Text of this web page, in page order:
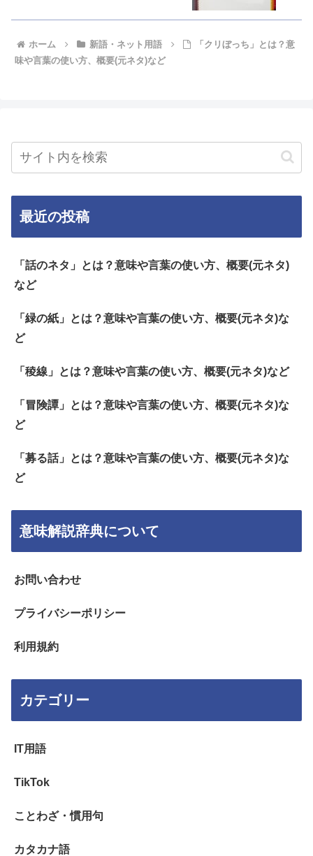
ホーム 新語・ネット用語
「クリぼっち」とは？意
味や言葉の使い方、概要(元ネタ)など
最近の投稿
「話のネタ」とは？意味や言葉の使い方、概要(元ネタ)
など
「緑の紙」とは？意味や言葉の使い方、概要(元ネタ)な
ど
「稜線」とは？意味や言葉の使い方、概要(元ネタ)など
「冒険譚」とは？意味や言葉の使い方、概要(元ネタ)な
ど
「募る話」とは？意味や言葉の使い方、概要(元ネタ)な
ど
意味解説辞典について
お問い合わせ
プライバシーポリシー
利用規約
カテゴリー
IT用語
TikTok
ことわざ・慣用句
カタカナ語